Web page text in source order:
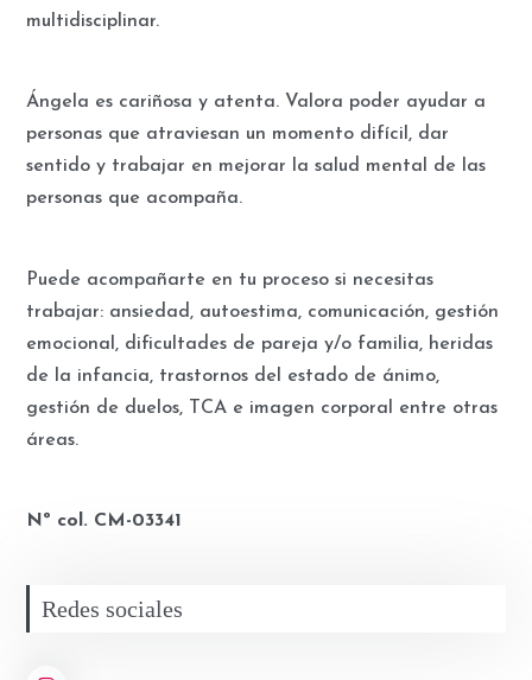
multidisciplinar.
Ángela es cariñosa y atenta. Valora poder ayudar a
personas que atraviesan un momento difícil, dar
sentido y trabajar en mejorar la salud mental de las
personas que acompaña.
Puede acompañarte en tu proceso si necesitas
trabajar: ansiedad, autoestima, comunicación, gestión
emocional, dificultades de pareja y/o familia, heridas
de la infancia, trastornos del estado de ánimo,
gestión de duelos, TCA e imagen corporal entre otras
áreas.
Nº col. CM-03341
Redes sociales